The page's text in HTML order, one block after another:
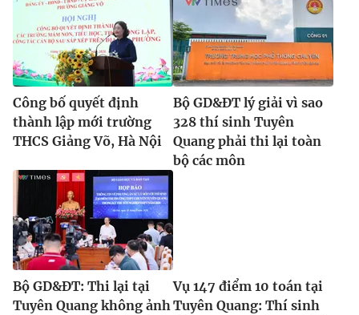
Công bố quyết định
thành lập mới trường
THCS Giảng Võ, Hà Nội
Bộ GD&ĐT lý giải vì sao
328 thí sinh Tuyên
Quang phải thi lại toàn
bộ các môn
Bộ GD&ĐT: Thi lại tại
Tuyên Quang không ảnh
Vụ 147 điểm 10 toán tại
Tuyên Quang: Thí sinh